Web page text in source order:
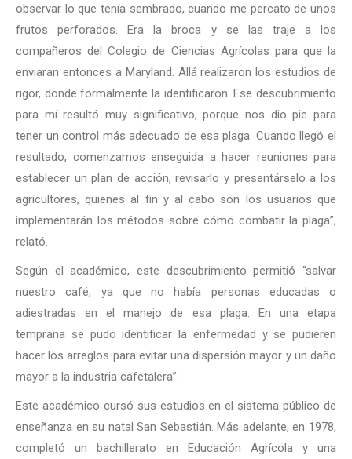
observar lo que tenía sembrado, cuando me percato de unos
frutos perforados. Era la broca y se las traje a los
compañeros del Colegio de Ciencias Agrícolas para que la
enviaran entonces a Maryland. Allá realizaron los estudios de
rigor, donde formalmente la identificaron. Ese descubrimiento
para mí resultó muy significativo, porque nos dio pie para
tener un control más adecuado de esa plaga. Cuando llegó el
resultado, comenzamos enseguida a hacer reuniones para
establecer un plan de acción, revisarlo y presentárselo a los
agricultores, quienes al fin y al cabo son los usuarios que
implementarán los métodos sobre cómo combatir la plaga”,
relató.
Según el académico, este descubrimiento permitió “salvar
nuestro café, ya que no había personas educadas o
adiestradas en el manejo de esa plaga. En una etapa
temprana se pudo identificar la enfermedad y se pudieren
hacer los arreglos para evitar una dispersión mayor y un daño
mayor a la industria cafetalera”.
Este académico cursó sus estudios en el sistema público de
enseñanza en su natal San Sebastián. Más adelante, en 1978,
completó un bachillerato en Educación Agrícola y una